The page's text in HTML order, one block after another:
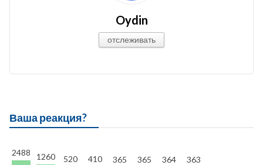
Oydin
отслеживать
Ваша реакция?
2488 1260 520 410 365 365 364 363